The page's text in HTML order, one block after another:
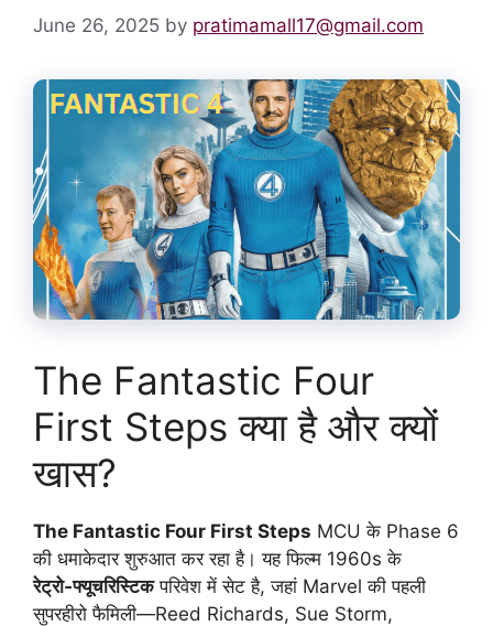
June 26, 2025 by pratimamall17@gmail.com
The Fantastic Four
First Steps क्या है और क्यों
खास?
The Fantastic Four First Steps MCU के Phase 6
की धमाकेदार शुरुआत कर रहा है। यह फिल्म 1960s के
रेट्रो‑फ्यूचरिस्टिकपरिवेश में सेट है, जहां Marvel की पहली
सुपरहीरो फैमिली—Reed Richards, Sue Storm,